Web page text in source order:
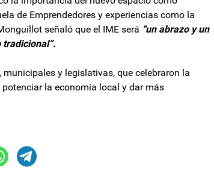
de Emprendedores y experiencias como la
señaló que el IME será “un abrazo y un
y legislativas, que celebraron la
la economía local y dar más
recursos para el pago de salarios y deuda
potenciar a los Bomberos Voluntarios de Catamarca